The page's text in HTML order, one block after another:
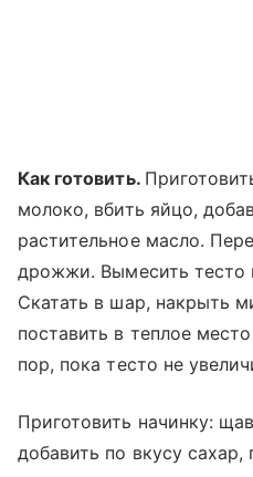
Как готовить.
молоко, вбить яйцо,
растительное масло.
дрожжи. Вымесить тесто
Скатать в шар, накрыть
поставить в теплое
пор, пока тесто не
Приготовить начинку:
добавить по вкусу сахар,